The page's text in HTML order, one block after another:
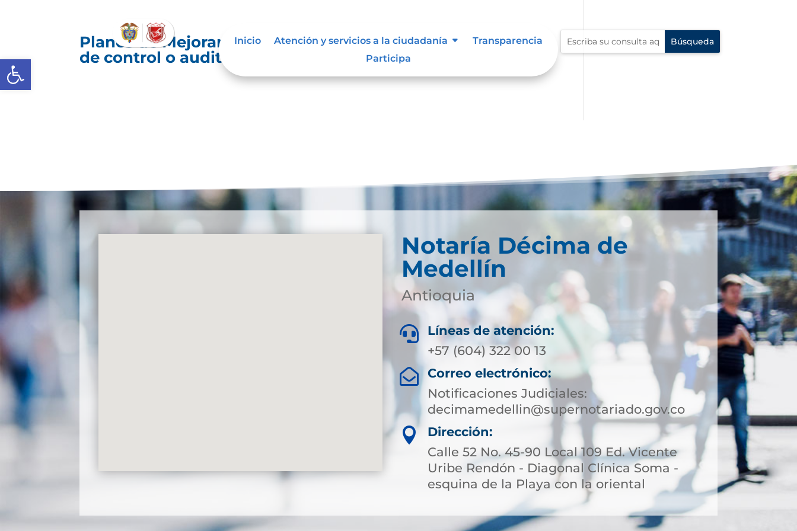
Abrir barra de herramientas
Inicio Atención y servicios a la ciudadanía
Transparencia
Participa
Planes de Mejoramiento vigentes exigidos por los entes
de control o auditoría externos o internos.
Notaría Décima de
Medellín
Antioquia

Líneas de atención:
+57 (604) 322 00 13

Correo electrónico:
Notificaciones Judiciales:
decimamedellin@supernotariado.gov.co

Dirección:
Calle 52 No. 45-90 Local 109 Ed. Vicente
Uribe Rendón - Diagonal Clínica Soma -
esquina de la Playa con la oriental